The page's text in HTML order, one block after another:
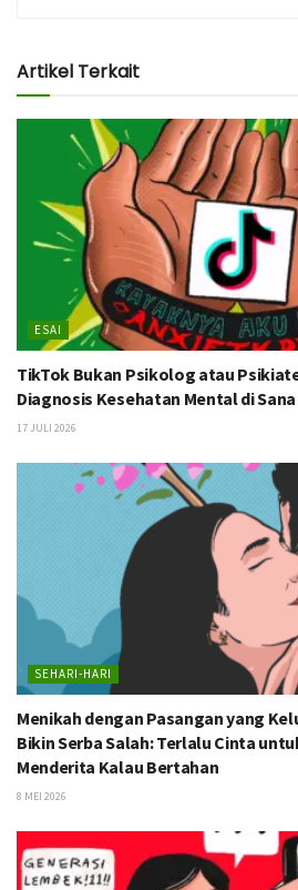
Artikel Terkait
ESAI
TikTok Bukan Psikolog atau
Diagnosis Kesehatan Mental di Sana
17 JULI 2026
SEHARI-HARI
Menikah dengan Pasangan yang
Bikin Serba Salah: Terlalu Cinta
Menderita Kalau Bertahan
8 MEI 2026